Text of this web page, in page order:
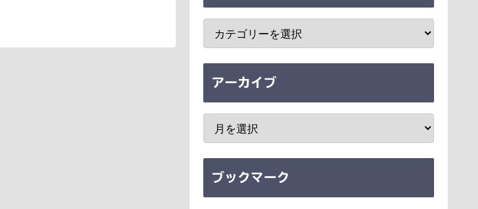
アーカイブ
ブックマーク